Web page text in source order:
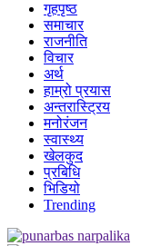
गृहपृष्ठ
समाचार
राजनीति
विचार
अर्थ
हाम्रो प्रयास
अन्तरास्ट्रिय
मनोरंजन
स्वास्थ्य
खेलकुद
प्रबिधि
भिडियो
Trending